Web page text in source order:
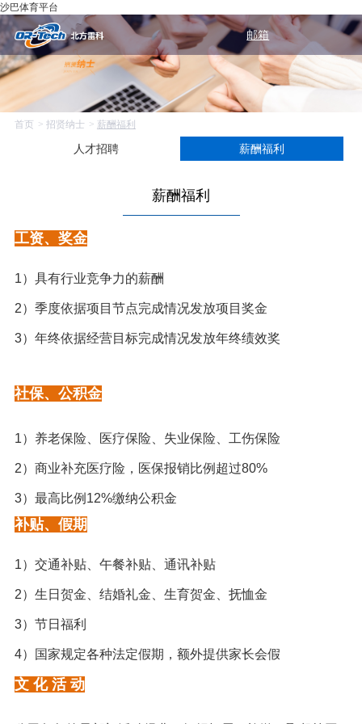
沙巴体育平台
邮箱
首页 招贤纳士 薪酬福利
人才招聘 薪酬福利
薪酬福利
工资、奖金
1）具有行业竞争力的薪酬
2）季度依据项目节点完成情况发放项目奖金
3）年终依据经营目标完成情况发放年终绩效奖
社保、公积金
1）养老保险、医疗保险、失业保险、工伤保险
2） 商业补充医疗险，医保报销比例超过80%
3） 最高比例12%缴纳公积金
补贴、假期
1）交通补贴、 午餐补贴、 通讯补贴
2） 生日贺金、结婚礼金、生育贺金、抚恤金
3） 节日福利
4）国家规定各种法定假期，额外提供家长会假
文 化 活 动